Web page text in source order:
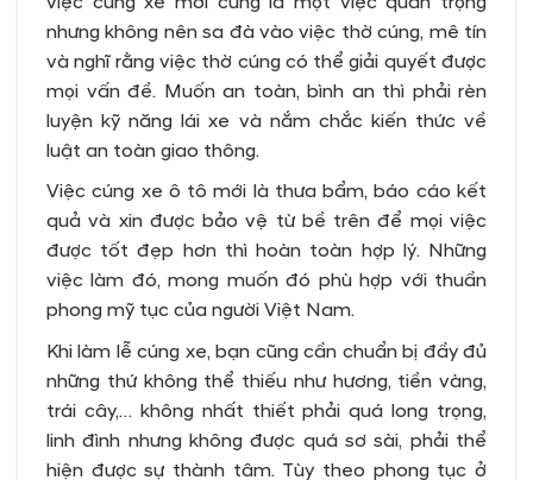
nhưng không nên sa đà vào việc thờ cúng, mê tín
và nghĩ rằng việc thờ cúng có thể giải quyết được
mọi vấn đề. Muốn an toàn, bình an thì phải rèn
luyện kỹ năng lái xe và nắm chắc kiến thức về
luật an toàn giao thông.
Việc cúng xe ô tô mới là thưa bẩm, báo cáo kết
quả và xin được bảo vệ từ bề trên để mọi việc
được tốt đẹp hơn thì hoàn toàn hợp lý. Những
việc làm đó, mong muốn đó phù hợp với thuần
phong mỹ tục của người Việt Nam.
Khi làm lễ cúng xe, bạn cũng cần chuẩn bị đầy đủ
những thứ không thể thiếu như hương, tiền vàng,
trái cây,… không nhất thiết phải quá long trọng,
linh đình nhưng không được quá sơ sài, phải thể
hiện được sự thành tâm. Tùy theo phong tục ở